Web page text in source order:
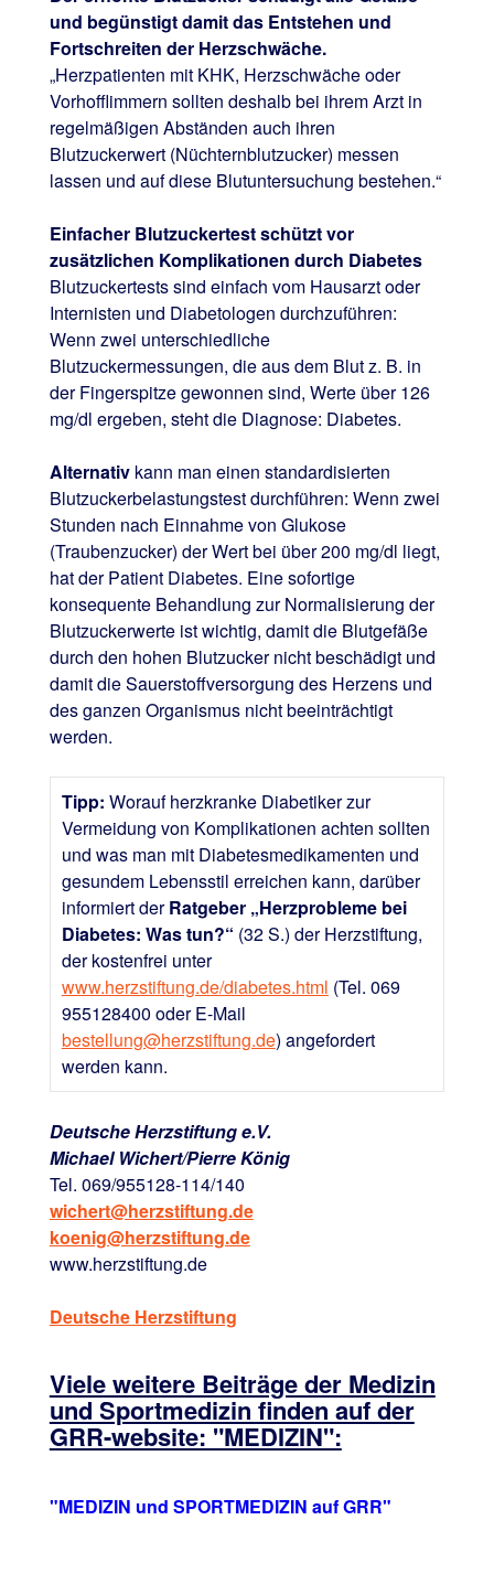
und begünstigt damit das Entstehen und
Fortschreiten der Herzschwäche.
„Herzpatienten mit KHK, Herzschwäche oder
Vorhofflimmern sollten deshalb bei ihrem Arzt in
regelmäßigen Abständen auch ihren
Blutzuckerwert (Nüchternblutzucker) messen
lassen und auf diese Blutuntersuchung bestehen.“
Einfacher Blutzuckertest schützt vor
zusätzlichen Komplikationen durch Diabetes
Blutzuckertests sind einfach vom Hausarzt oder
Internisten und Diabetologen durchzuführen:
Wenn zwei unterschiedliche
Blutzuckermessungen, die aus dem Blut z. B. in
der Fingerspitze gewonnen sind, Werte über 126
mg/dl ergeben, steht die Diagnose: Diabetes.
Alternativ kann man einen standardisierten
Blutzuckerbelastungstest durchführen: Wenn zwei
Stunden nach Einnahme von Glukose
(Traubenzucker) der Wert bei über 200 mg/dl liegt,
hat der Patient Diabetes. Eine sofortige
konsequente Behandlung zur Normalisierung der
Blutzuckerwerte ist wichtig, damit die Blutgefäße
durch den hohen Blutzucker nicht beschädigt und
damit die Sauerstoffversorgung des Herzens und
des ganzen Organismus nicht beeinträchtigt
werden.
Tipp: Worauf herzkranke Diabetiker zur
Vermeidung von Komplikationen achten sollten
und was man mit Diabetesmedikamenten und
gesundem Lebensstil erreichen kann, darüber
informiert derRatgeber „Herzprobleme bei
Diabetes: Was tun?“ (32 S.) der Herzstiftung,
der kostenfrei unter
www.herzstiftung.de/diabetes.html (Tel. 069
955128400 oder E-Mail
bestellung@herzstiftung.de) angefordert
werden kann.
Deutsche Herzstiftung e.V.
Michael Wichert/Pierre König
Tel. 069/955128-114/140
wichert@herzstiftung.de
koenig@herzstiftung.de
www.herzstiftung.de
Deutsche Herzstiftung
Viele weitere Beiträge der Medizin
und Sportmedizin finden auf der
GRR-website: "MEDIZIN":
"MEDIZIN und SPORTMEDIZIN auf GRR"